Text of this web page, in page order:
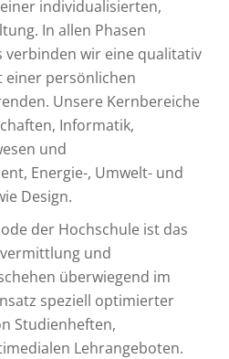
individualisierten,
In allen Phasen
verbinden wir eine qualitativ
einer persönlichen
Unsere Kernbereiche
Informatik,
und
Energie-, Umwelt- und
Design.
der Hochschule ist das
und
überwiegend im
speziell optimierter
Studienheften,
Lehrangeboten.